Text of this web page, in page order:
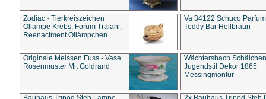
Zodiac - Tierkreiszeichen
Öllampe Krebs, Forum Traiani,
Reenactment Öllämpchen
Va 34122 Schuco
Teddy Bär Hellbraun
Originale Meissen Fuss - Vase
Rosenmuster Mit Goldrand
Wächtersbach Schälchen
Jugendstil Dekor 1865
Messingmontur